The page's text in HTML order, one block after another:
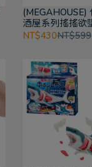
(MEGAHOUSE)
酒屋系列搖搖欲
平衡遊戲
NT$430NT$599